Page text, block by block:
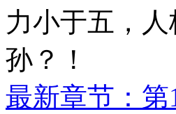
力小于五，
孙？！
最新章节：